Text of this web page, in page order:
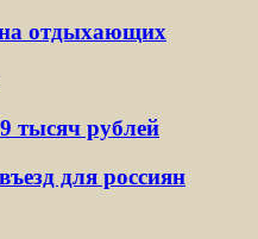
на отдыхающих
тысяч рублей
для россиян